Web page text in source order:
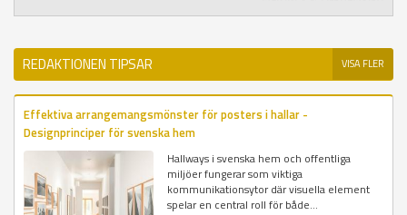
REDAKTIONEN TIPSAR VISA FLER
Effektiva arrangemangsmönster för posters i hallar -
Designprinciper för svenska hem
Hallways i svenska hem och offentliga
miljöer fungerar som viktiga
kommunikationsytor där visuella element
spelar en central roll för både...